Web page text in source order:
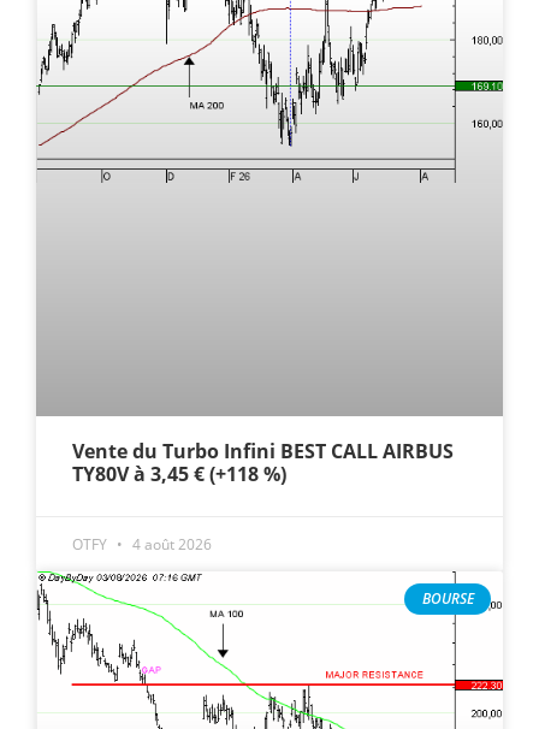
Vente du Turbo Infini BEST CALL AIRBUS
TY80V à 3,45 € (+118 %)
OTFY 4 août 2026
BOURSE